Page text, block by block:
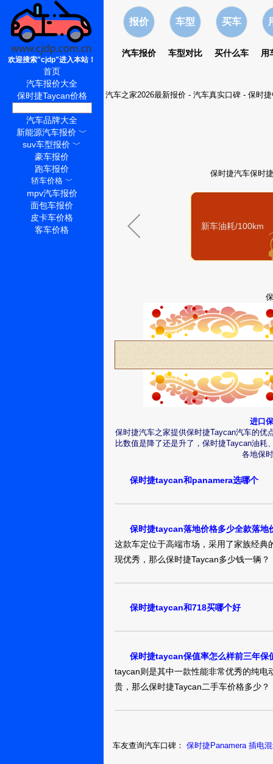
报价
汽车报价
车型
车型对比
买车
买什么车 用
汽车之家2026最新报价 - 汽车真实口碑 - 保时
保时捷汽车保时
新车油耗/100km
进口
保时捷汽车之家提供保时捷Taycan汽车的优
比数值是降了还是升了，保时捷Taycan油
各地保
保时捷taycan和panamera选哪个
保时捷taycan落地价格多少全款落地
这款车定位于高端市场，采用了家族经
现优秀，那么保时捷Taycan多少钱一辆？
保时捷taycan和718买哪个好
保时捷taycan保值率怎么样前三年保
taycan则是其中一款性能非常优秀的纯
贵，那么保时捷Taycan二手车价格多少？
车友查询汽车口碑： 保时捷Panamera 插电
欢迎搜索"cjdp"进入本站！
首页
汽车报价大全
保时捷Taycan价格
汽车品牌大全
新能源汽车报价 ﹀
suv车型报价 ﹀
豪车报价
跑车报价
轿车价格﹀
mpv汽车报价
面包车报价
皮卡车价格
客车价格